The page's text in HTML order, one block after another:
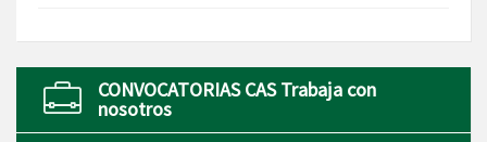
CONVOCATORIAS CAS Trabaja con
nosotros